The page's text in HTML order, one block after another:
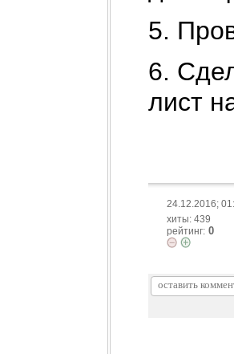
5.
6.
лист
24.12.2016;
хиты: 439
рейтинг: 0